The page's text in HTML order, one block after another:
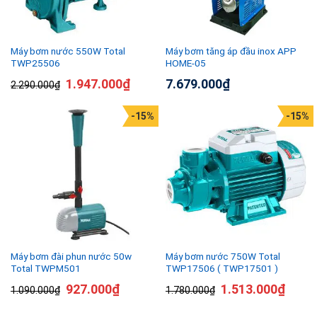
Máy bơm nước 550W Total
TWP25506
2.290.000₫ 1.947.000₫
Máy bơm tăng áp đầu inox APP
HOME-05
7.679.000₫
Máy bơm đài phun nước 50w
Total TWPM501
1.090.000₫
-15%
927.000₫
Máy bơm nước 750W Total
TWP17506 ( TWP17501 )
1.780.000₫
-15%
1.513.000₫